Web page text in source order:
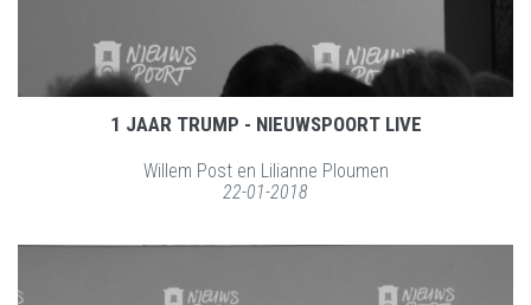
1 JAAR TRUMP - NIEUWSPOORT LIVE
Willem Post en Lilianne Ploumen
22-01-2018